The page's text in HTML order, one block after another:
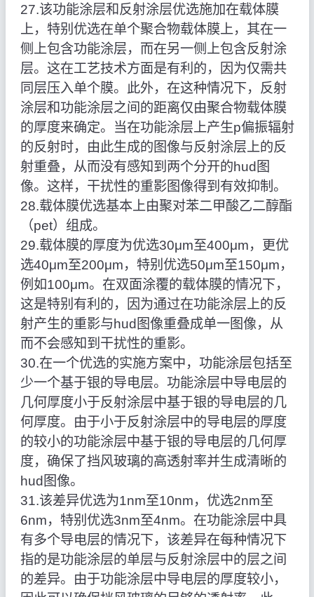
27.该功能涂层和反射涂层优选施加在载体膜
上，特别优选在单个聚合物载体膜上，其在一
侧上包含功能涂层，而在另一侧上包含反射涂
层。这在工艺技术方面是有利的，因为仅需共
同层压入单个膜。此外，在这种情况下，反射
涂层和功能涂层之间的距离仅由聚合物载体膜
的厚度来确定。当在功能涂层上产生p偏振辐射
的反射时，由此生成的图像与反射涂层上的反
射重叠，从而没有感知到两个分开的hud图
像。这样，干扰性的重影图像得到有效抑制。
28.载体膜优选基本上由聚对苯二甲酸乙二醇酯
（pet）组成。
29.载体膜的厚度为优选30μm至400μm，更优
选40μm至200μm，特别优选50μm至150μm，
例如100μm。在双面涂覆的载体膜的情况下，
这是特别有利的，因为通过在功能涂层上的反
射产生的重影与hud图像重叠成单一图像，从
而不会感知到干扰性的重影。
30.在一个优选的实施方案中，功能涂层包括至
少一个基于银的导电层。功能涂层中导电层的
几何厚度小于反射涂层中基于银的导电层的几
何厚度。由于小于反射涂层中的导电层的厚度
的较小的功能涂层中基于银的导电层的几何厚
度，确保了挡风玻璃的高透射率并生成清晰的
hud图像。
31.该差异优选为1nm至10nm，优选2nm至
6nm，特别优选3nm至4nm。在功能涂层中具
有多个导电层的情况下，该差异在每种情况下
指的是功能涂层的单层与反射涂层中的层之间
的差异。由于功能涂层中导电层的厚度较小，